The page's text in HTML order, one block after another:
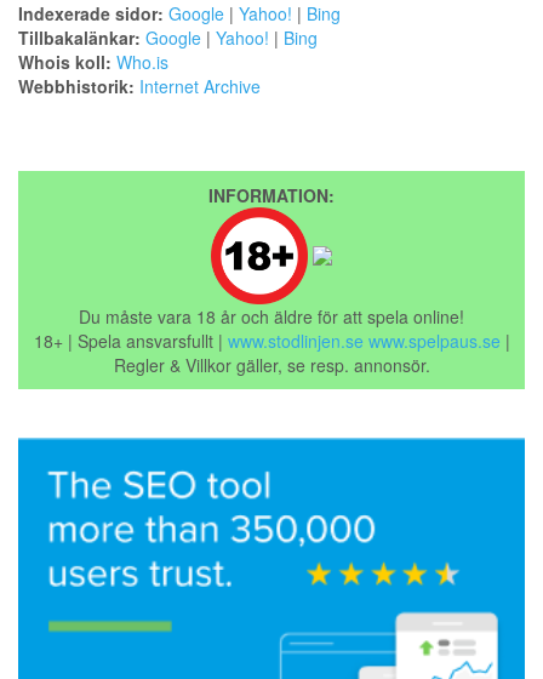
Indexerade sidor: Google | Yahoo! | Bing
Tillbakalänkar: Google | Yahoo! | Bing
Whois koll: Who.is
Webbhistorik: Internet Archive
INFORMATION:
Du måste vara 18 år och äldre för att spela online!
18+ | Spela ansvarsfullt | www.stodlinjen.se www.spelpaus.se |
Regler & Villkor gäller, se resp. annonsör.